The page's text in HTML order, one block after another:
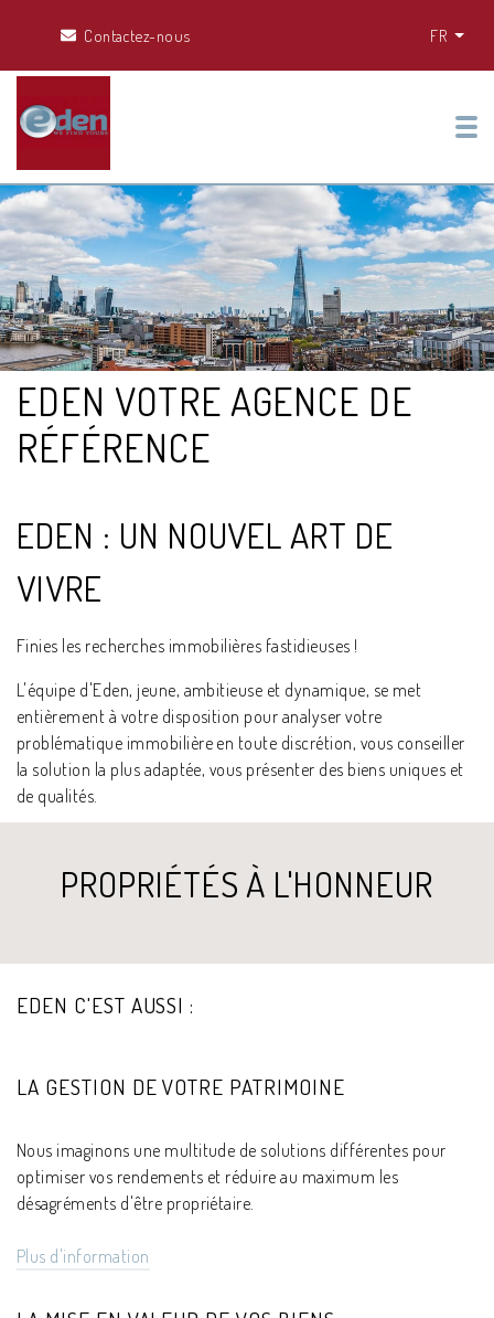
Contactez-nous FR
EDEN VOTRE AGENCE DE
RÉFÉRENCE
EDEN : UN NOUVEL ART DE
VIVRE
Finies les recherches immobilières fastidieuses !
L'équipe d'Eden, jeune, ambitieuse et dynamique, se met
entièrement à votre disposition pour analyser votre
problématique immobilière en toute discrétion, vous conseiller
la solution la plus adaptée, vous présenter des biens uniques et
de qualités.
PROPRIÉTÉS À L'HONNEUR
EDEN C'EST AUSSI :
LA GESTION DE VOTRE PATRIMOINE
Nous imaginons une multitude de solutions différentes pour
optimiser vos rendements et réduire au maximum les
désagréments d'être propriétaire.
Plus d'information